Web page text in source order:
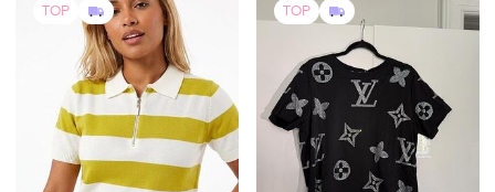
TOP TOP